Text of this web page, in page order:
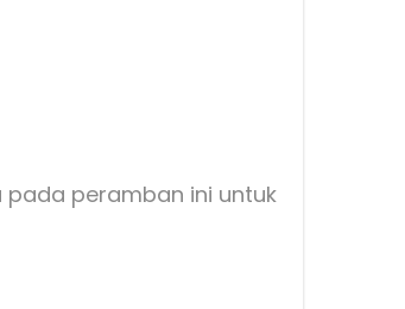
pada peramban ini untuk